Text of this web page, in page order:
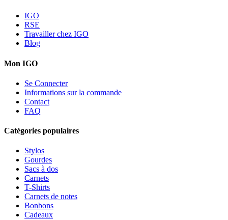
IGO
RSE
Travailler chez IGO
Blog
Mon IGO
Se Connecter
Informations sur la commande
Contact
FAQ
Catégories populaires
Stylos
Gourdes
Sacs à dos
Carnets
T-Shirts
Carnets de notes
Bonbons
Cadeaux